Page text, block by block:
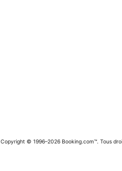
Copyright © 1996–2026 Booking.com™. Tous